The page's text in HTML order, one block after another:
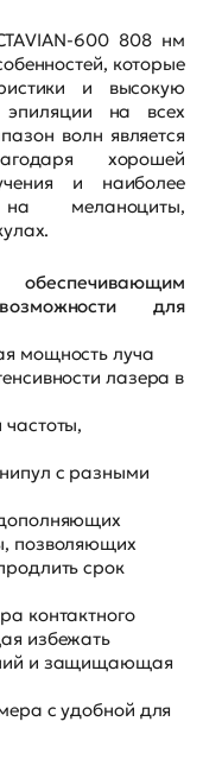
600 808 нм
которые
и высокую
эпиляции на всех
волн является
хорошей
и наиболее
на меланоциты,
для
мощность луча
лазера в
с разными
позволяющих
срок
контактного
избежать
и защищающая
с удобной для